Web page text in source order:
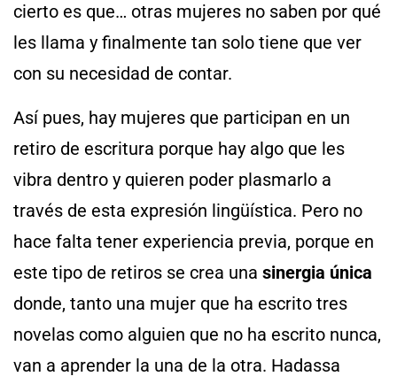
cierto es que… otras mujeres no saben por qué
les llama y finalmente tan solo tiene que ver
con su necesidad de contar.
Así pues, hay mujeres que participan en un
retiro de escritura porque hay algo que les
vibra dentro y quieren poder plasmarlo a
través de esta expresión lingüística. Pero no
hace falta tener experiencia previa, porque en
este tipo de retiros se crea una sinergia única
donde, tanto una mujer que ha escrito tres
novelas como alguien que no ha escrito nunca,
van a aprender la una de la otra. Hadassa